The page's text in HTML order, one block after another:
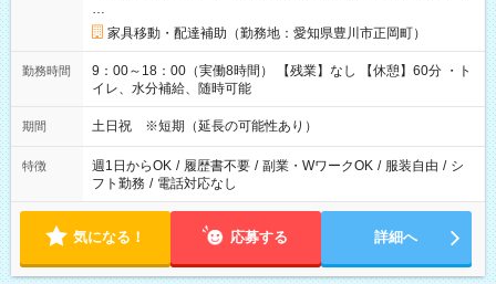
…
家具移動・配達補助（勤務地：愛知県豊川市正岡町）
勤務時間
9：00～18：00（実働8時間） 【残業】なし 【休憩】60分 ・ト
イレ、水分補給、随時可能
期間 土日祝 ※短期（延長の可能性あり）
特徴 週1日からOK / 履歴書不要 / 副業・WワークOK / 服装自由 / シ
フト勤務 / 電話対応なし
気になる！ 応募する 詳細へ